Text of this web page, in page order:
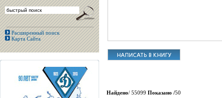
Расширенный поиск
Карта Сайта
Найдено/ 55099 Показано /50